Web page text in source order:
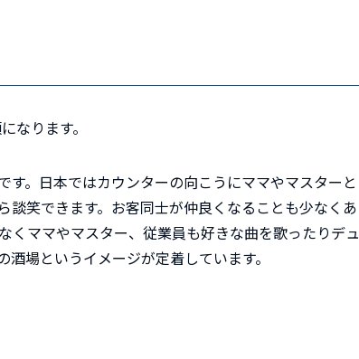
なります。
。日本ではカウンターの向こうにママやマスターと
笑できます。お客同士が仲良くなることも少なくあ
くママやマスター、従業員も好きな曲を歌ったりデュ
場というイメージが定着しています。